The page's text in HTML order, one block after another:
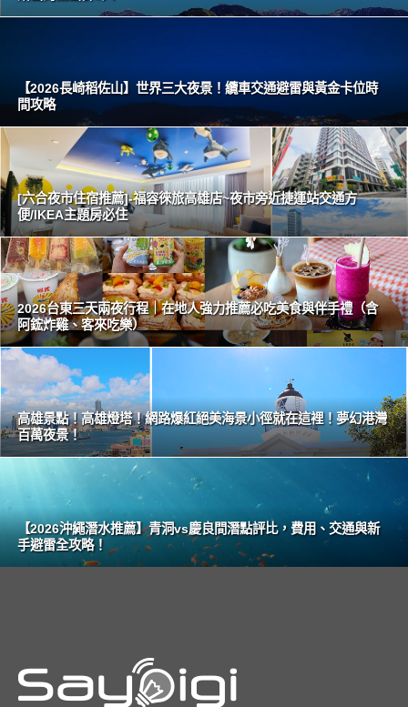
【2026長崎稻佐山】世界三大夜景！纜車交通避雷與黃金卡位時
間攻略
[六合夜市住宿推薦]-福容徠旅高雄店~夜市旁近捷運站交通方
便/IKEA主題房必住
2026台東三天兩夜行程｜在地人強力推薦必吃美食與伴手禮（含
阿鋐炸雞、客來吃樂）
高雄景點！高雄燈塔！網路爆紅絕美海景小徑就在這裡！夢幻港灣
百萬夜景！
【2026沖繩潛水推薦】青洞vs慶良間潛點評比，費用、交通與新
手避雷全攻略！